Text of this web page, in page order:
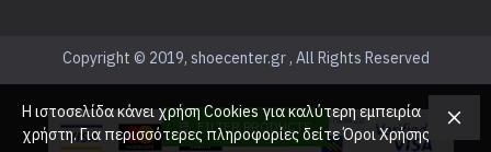
Copyright © 2019, shoecenter.gr , All Rights Reserved
Η ιστοσελίδα κάνει χρήση Cookies για καλύτερη εμπειρία
χρήστη. Για περισσότερες πληροφορίες δείτε Όροι Χρήσης
FILTER PRODUCTS